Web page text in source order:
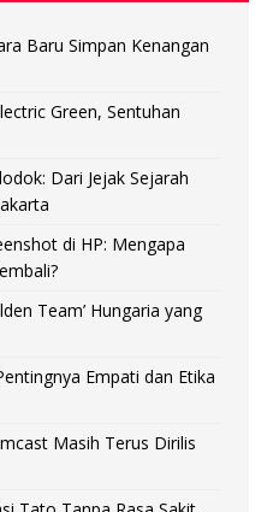
Baru Simpan Kenangan
Green, Sentuhan
Dari Jejak Sejarah
di HP: Mengapa
Team’ Hungaria yang
Empati dan Etika
Masih Terus Dirilis